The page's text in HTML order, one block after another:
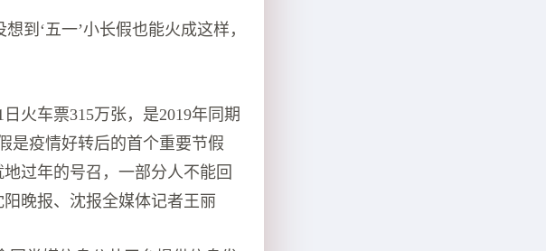
到‘五一’小长假也能火成这样，
火车票315万张，是2019年同期
是疫情好转后的首个重要节假
过年的号召，一部分人不能回
晚报、沈报全媒体记者王丽